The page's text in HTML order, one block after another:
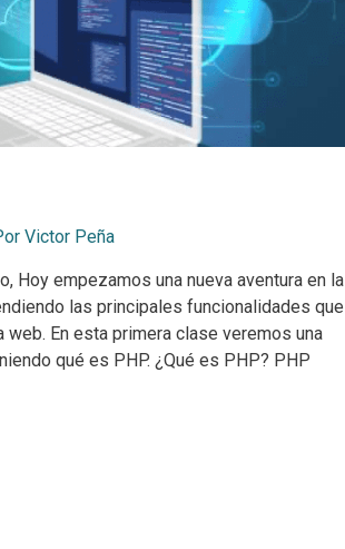
Victor Peña
Hoy empezamos una nueva aventura en la
las principales funcionalidades que
En esta primera clase veremos una
qué es PHP. ¿Qué es PHP? PHP